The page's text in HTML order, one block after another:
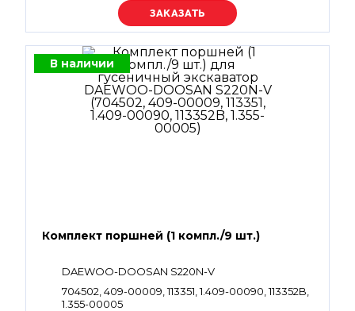
Уточняйте цену
В наличии
Комплект поршней (1 компл./9 шт.)
DAEWOO-DOOSAN S220N-V
704502, 409-00009, 113351, 1.409-00090, 113352B,
1.355-00005